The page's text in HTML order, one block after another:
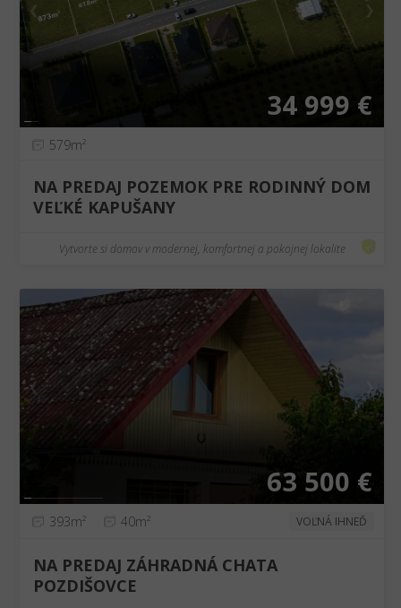
❮ ❯
34 999 €
579m²
NA PREDAJ POZEMOK PRE RODINNÝ DOM
VEĽKÉ KAPUŠANY
Vytvorte si domov v modernej, komfortnej a pokojnej lokalite
❮ ❯
63 500 €
393m² 40m² VOĽNÁ IHNEĎ
NA PREDAJ ZÁHRADNÁ CHATA
POZDIŠOVCE